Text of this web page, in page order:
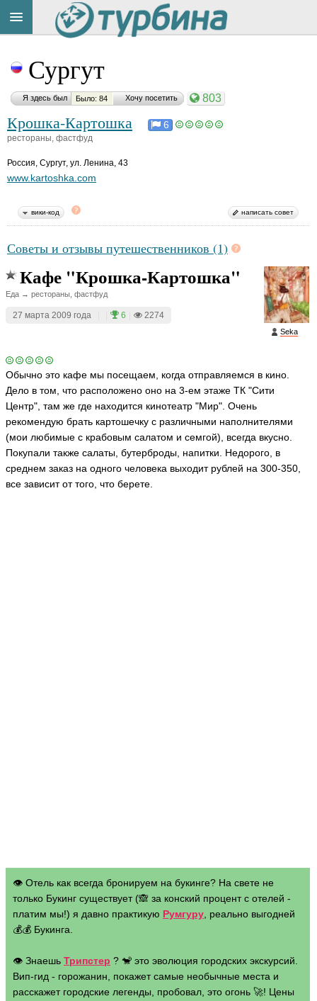
Сургут
Я здесь был Было: 84 Хочу посетить 803
Крошка-Картошка 6
рестораны, фастфуд
Россия, Сургут, ул. Ленина, 43
www.kartoshka.com
вики-код написать совет
Советы и отзывы путешественников (1)
Seka
Кафе "Крошка-Картошка"
Еда → рестораны, фастфуд
27 марта 2009 года 6 2274
Обычно это кафе мы посещаем, когда отправляемся в кино.
Дело в том, что расположено оно на 3-ем этаже ТК "Сити
Центр", там же где находится кинотеатр "Мир". Очень
рекомендую брать картошечку с различными наполнителями
(мои любимые с крабовым салатом и семгой), всегда вкусно.
Покупали также салаты, бутерброды, напитки. Недорого, в
среднем заказ на одного человека выходит рублей на 300-350,
все зависит от того, что берете.
👁 Отель как всегда бронируем на букинге? На свете не
только Букинг существует (🙈 за конский процент с отелей -
платим мы!) я давно практикую Румгуру , реально выгодней
💰💰 Букинга.
👁 Знаешь Трипстер ? 🐒 это эволюция городских экскурсий.
Вип-гид - горожанин, покажет самые необычные места и
расскажет городские легенды, пробовал, это огонь 🚀! Цены
на
сайте:
Button